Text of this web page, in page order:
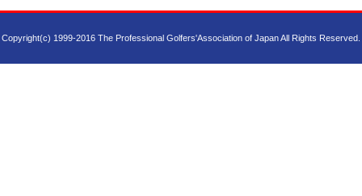
Copyright(c) 1999-2016 The Professional Golfers'Association of Japan All Rights Reserved.